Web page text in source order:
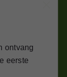
in je
ontvang
eerste